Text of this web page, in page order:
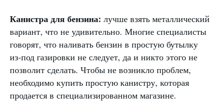
Канистра для бензина: лучше взять металлический
вариант, что не удивительно. Многие специалисты
говорят, что наливать бензин в простую бутылку
из-под газировки не следует, да и никто этого не
позволит сделать. Чтобы не возникло проблем,
необходимо купить простую канистру, которая
продается в специализированном магазине.